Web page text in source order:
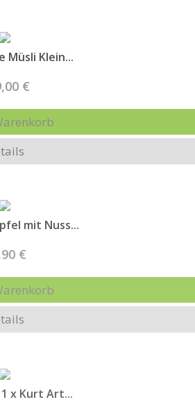
Müsli Klein...
€
mit Nuss...
€
1 x Kurt Art...